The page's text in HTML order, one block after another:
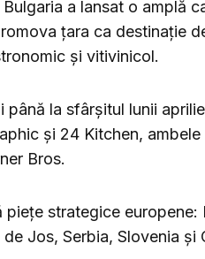
a lansat o amplă
țara ca destinație
și vitivinicol.
până la sfârșitul lunii
și 24 Kitchen,
Bros.
piețe strategice europene:
Jos, Serbia, Slovenia și